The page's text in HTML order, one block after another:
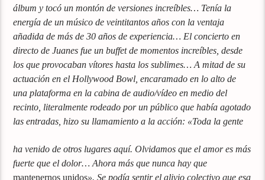
álbum y tocó un montón de versiones increíbles… Tenía la
energía de un músico de veintitantos años con la ventaja
añadida de más de 30 años de experiencia… El concierto en
directo de Juanes fue un buffet de momentos increíbles, desde
los que provocaban vítores hasta los sublimes… A mitad de su
actuación en el Hollywood Bowl, encaramado en lo alto de
una plataforma en la cabina de audio/vídeo en medio del
recinto, literalmente rodeado por un público que había agotado
las entradas, hizo su llamamiento a la acción: «Toda la gente
ha venido de otros lugares aquí. Olvidamos que el amor es más
fuerte que el dolor… Ahora más que nunca hay que
mantenernos unidos». Se podía sentir el alivio colectivo que esa